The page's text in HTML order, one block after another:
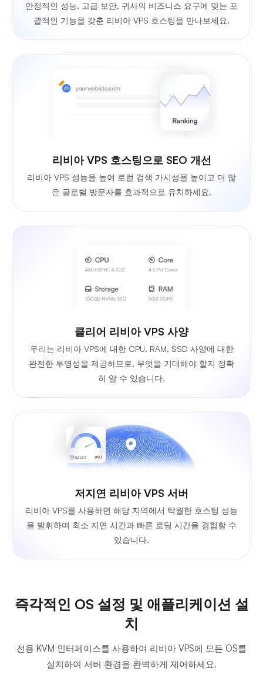
안정적인 성능, 고급 보안, 귀사의 비즈니스 요구에 맞는 포
괄적인 기능을 갖춘 리비아 VPS 호스팅을 만나보세요.
리비아 VPS 호스팅으로 SEO 개선
리비아 VPS 성능을 높여 로컬 검색 가시성을 높이고 더 많
은 글로벌 방문자를 효과적으로 유치하세요.
클리어 리비아 VPS 사양
우리는 리비아 VPS에 대한 CPU, RAM, SSD 사양에 대한
완전한 투명성을 제공하므로, 무엇을 기대해야 할지 정확
히 알 수 있습니다.
저지연 리비아 VPS 서버
리비아 VPS를 사용하면 해당 지역에서 탁월한 호스팅 성능
을 발휘하며 최소 지연 시간과 빠른 로딩 시간을 경험할 수
있습니다.
즉각적인 OS 설정 및 애플리케이션 설
치
전용 KVM 인터페이스를 사용하여 리비아 VPS에 모든 OS를
설치하여 서버 환경을 완벽하게 제어하세요.